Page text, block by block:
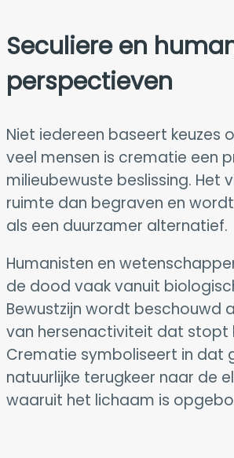
Seculiere en
perspectieven
Niet iedereen baseert keuzes
veel mensen is crematie een
milieubewuste beslissing. Het
ruimte dan begraven en
als een duurzamer alternatief.
Humanisten en
de dood vaak vanuit
Bewustzijn wordt beschouwd
van hersenactiviteit dat stopt
Crematie symboliseert in dat
natuurlijke terugkeer naar de
waaruit het lichaam is